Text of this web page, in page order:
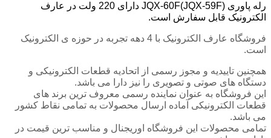
رله پاوری JQX-60F(JQX-59F) دارای 220 ولت در عارف
الکترونیک قابل سفارش است.
فروشگاه عارف الکترونیک با 4 دهه تجربه در حوزه ی الکترونیک
است.
همچنین تاییدیه و مجوز رسمی از اتحادیه قطعات الکترونیکی و
دستگاه های صوتی و تصویری را نیز دارا می باشد.
این فروشگاه به عنوان نماینده رسمی معروف ترین برند های
قطعات الکترونیکی آماده ارسال محصولات به تمامی نقاط کشور
می باشد.
تمامی محصولات این فروشگاه اوریجنال و مناسب ترین قیمت در